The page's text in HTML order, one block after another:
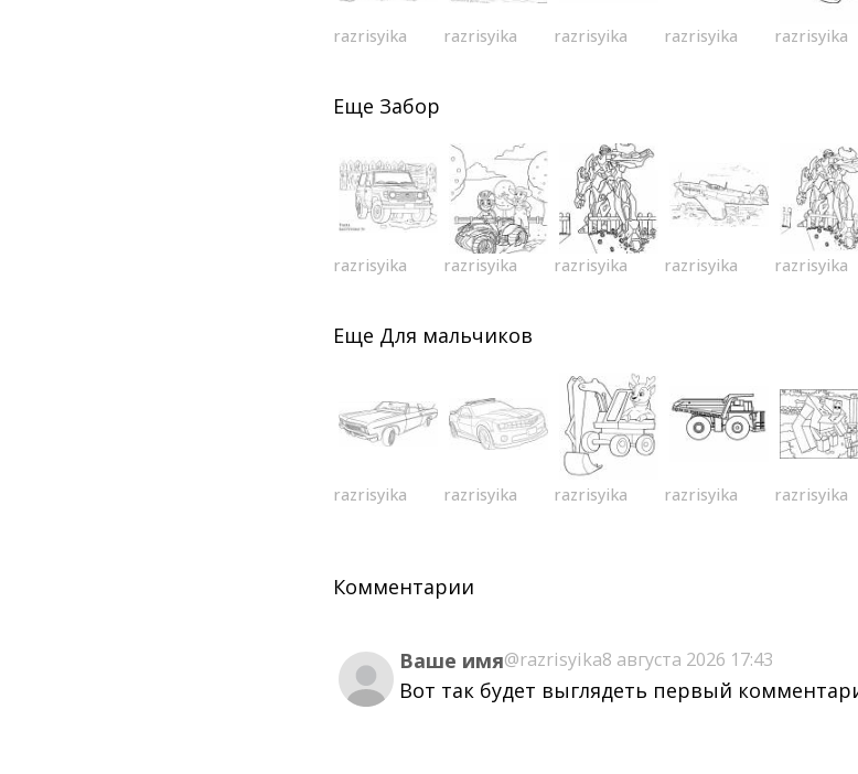
razrisyika razrisyika razrisyika razrisyika razrisyika
Еще Забор
razrisyika razrisyika razrisyika razrisyika razrisyika
Еще Для мальчиков
razrisyika razrisyika razrisyika razrisyika razrisyika
Комментарии
Ваше имя@razrisyika8 августа 2026 17:43
Вот так будет выглядеть первый